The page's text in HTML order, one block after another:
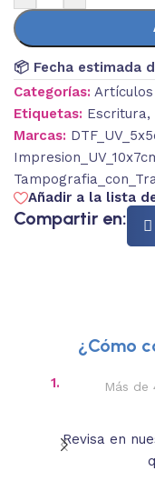
📦 Fecha estimada
Categorías:
Etiquetas: Escritura,
Marcas:
Añadir a la lista
Compartir en:
¿Cómo
1. Más de
Revisa en